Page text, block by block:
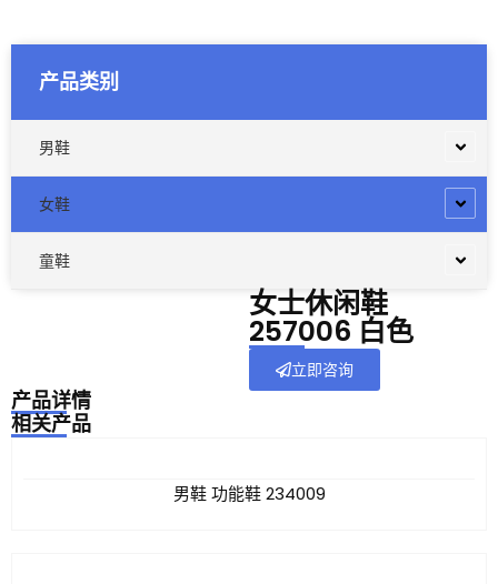
产品类别
男鞋
女鞋
童鞋
女士休闲鞋
257006 白色
立即咨询
产品详情
相关产品
男鞋 功能鞋 234009